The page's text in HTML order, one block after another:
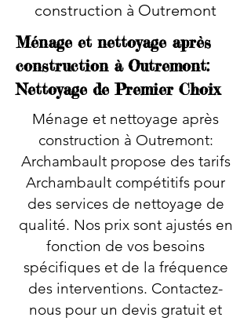
construction à Outremont
Ménage et nettoyage après
construction à Outremont:
Nettoyage de Premier Choix
Ménage et nettoyage après
construction à Outremont:
Archambault propose des tarifs
Archambault compétitifs pour
des services de nettoyage de
qualité. Nos prix sont ajustés en
fonction de vos besoins
spécifiques et de la fréquence
des interventions. Contactez-
nous pour un devis gratuit et